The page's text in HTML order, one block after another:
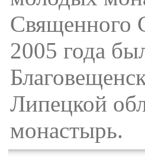
Священного
2005 года
Липецкой
монастырь.